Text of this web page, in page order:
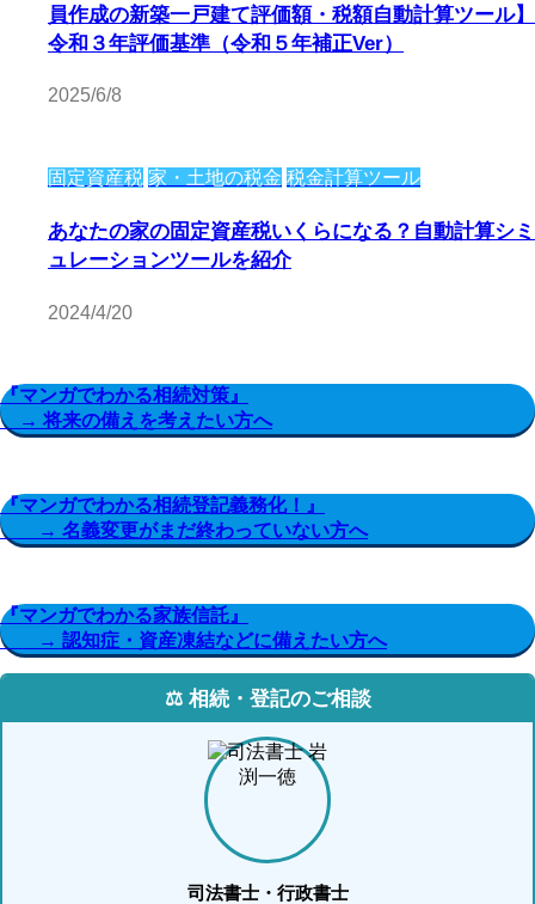
員作成の新築一戸建て評価額・税額自動計算ツール】
令和３年評価基準（令和５年補正Ver）
2025/6/8
固定資産税 家・土地の税金 税金計算ツール
あなたの家の固定資産税いくらになる？自動計算シミ
ュレーションツールを紹介
2024/4/20
『マンガでわかる相続対策』
→ 将来の備えを考えたい方へ
『マンガでわかる相続登記義務化！』
→ 名義変更がまだ終わっていない方へ
『マンガでわかる家族信託』
→ 認知症・資産凍結などに備えたい方へ
⚖️ 相続・登記のご相談
司法書士・行政書士